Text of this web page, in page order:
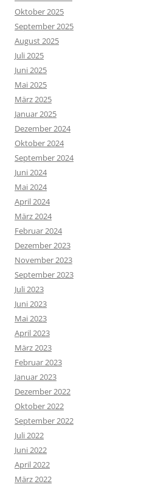
Oktober 2025
September 2025
August 2025
Juli 2025
Juni 2025
Mai 2025
März 2025
Januar 2025
Dezember 2024
Oktober 2024
September 2024
Juni 2024
Mai 2024
April 2024
März 2024
Februar 2024
Dezember 2023
November 2023
September 2023
Juli 2023
Juni 2023
Mai 2023
April 2023
März 2023
Februar 2023
Januar 2023
Dezember 2022
Oktober 2022
September 2022
Juli 2022
Juni 2022
April 2022
März 2022